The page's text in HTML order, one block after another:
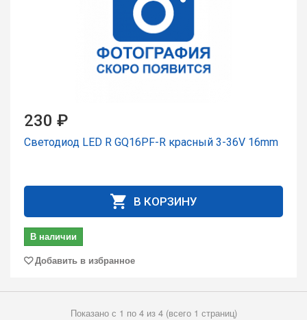
230 ₽
Светодиод LED R GQ16PF-R красный 3-36V 16mm
В КОРЗИНУ
В наличии
Добавить в избранное
Показано с 1 по 4 из 4 (всего 1 страниц)